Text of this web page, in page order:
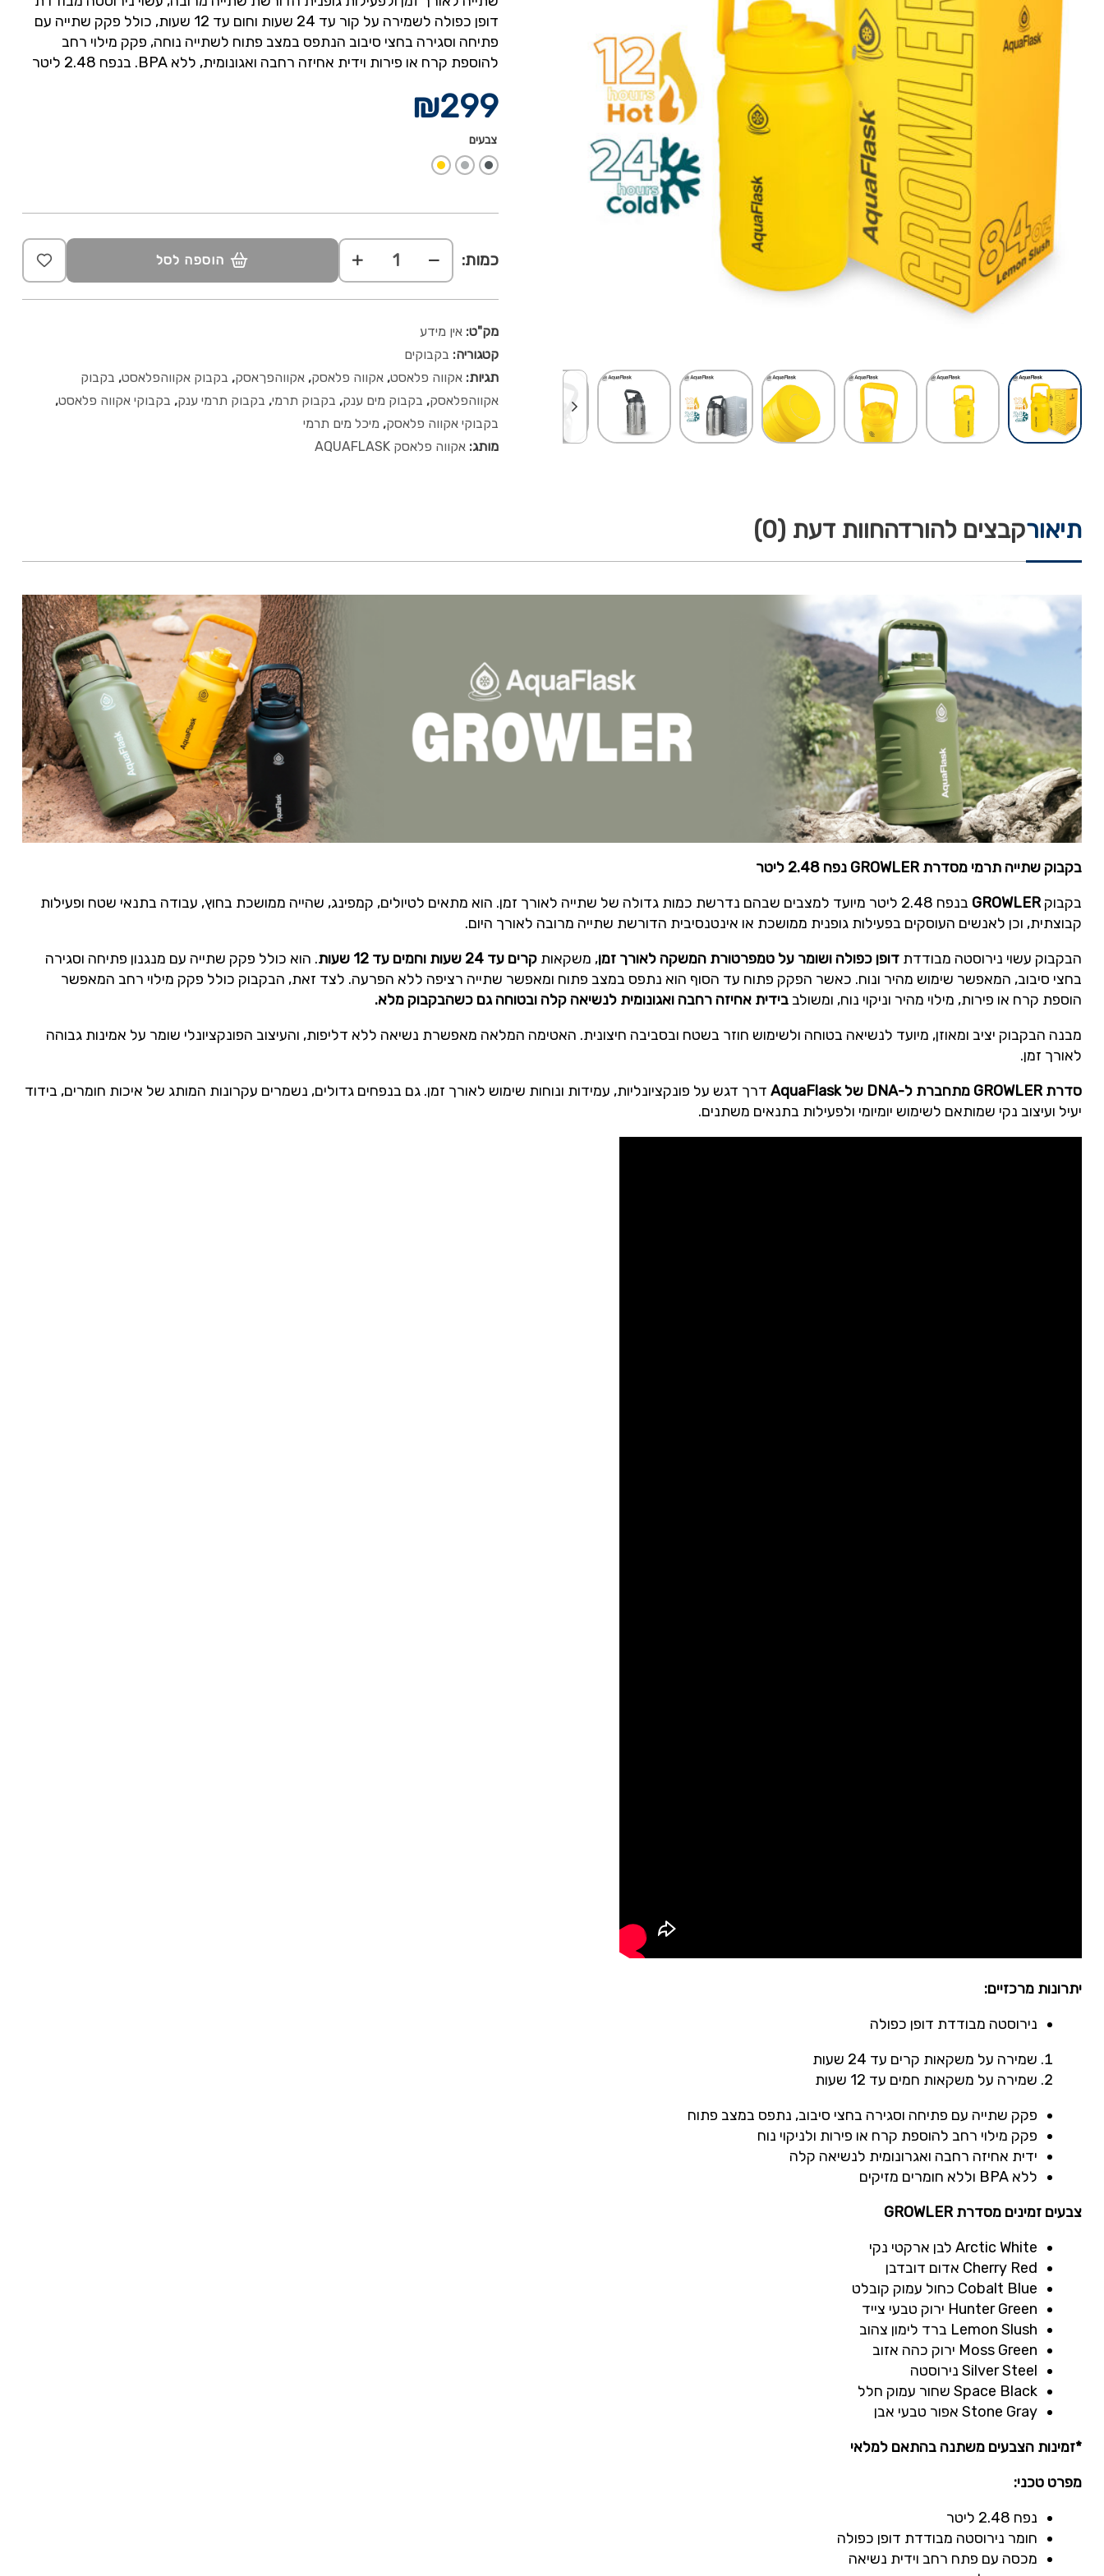
דופן כפולה לשמירה על קור עד 24 שעות וחום עד 12 שעות, כולל פקק שתייה עם
פתיחה וסגירה בחצי סיבוב הנתפס במצב פתוח לשתייה נוחה, פקק מילוי רחב
להוספת קרח או פירות וידית אחיזה רחבה ואגונומית, ללא BPA. בנפח 2.48 ליטר
₪299
צבעים
כמות: הוספה לסל
מק"ט: אין מידע
קטגוריה: בקבוקים
תגיות: אקווה פלאסט, אקווה פלאסק, אקווהפךאסק, בקבוק אקווהפלאסט, בקבוק
אקווהפלאסק, בקבוק מים ענק, בקבוק תרמי, בקבוק תרמי ענק, בקבוקי אקווה פלאסט,
בקבוקי אקווה פלאסק, מיכל מים תרמי
מותג: אקווה פלאסק AQUAFLASK
תיאורקבצים להורדהחוות דעת (0)
בקבוק שתייה תרמי מסדרת GROWLER נפח 2.48 ליטר
בקבוק GROWLER
בנפח 2.48 ליטר מיועד למצבים שבהם נדרשת כמות גדולה של שתייה לאורך זמן. הוא מתאים לטיולים, קמפינג, שהייה ממושכת בחוץ, עבודה בתנאי שטח ופעילות
קבוצתית, וכן לאנשים העוסקים בפעילות גופנית ממושכת או אינטנסיבית הדורשת שתייה מרובה לאורך היום.
הבקבוק עשוי נירוסטה מבודדת דופן כפולה ושומר על טמפרטורת המשקה לאורך זמן, משקאות קרים עד 24 שעות וחמים עד 12 שעות
. הוא כולל פקק שתייה עם מנגנון פתיחה וסגירה
בחצי סיבוב, המאפשר שימוש מהיר ונוח. כאשר הפקק פתוח עד הסוף הוא נתפס במצב פתוח ומאפשר שתייה רציפה ללא הפרעה. לצד זאת, הבקבוק כולל פקק מילוי רחב המאפשר
הוספת קרח או פירות, מילוי מהיר וניקוי נוח, ומשולב בידית אחיזה רחבה ואגונומית לנשיאה קלה ובטוחה גם כשהבקבוק מלא.
מבנה הבקבוק יציב ומאוזן, מיועד לנשיאה בטוחה ולשימוש חוזר בשטח ובסביבה חיצונית. האטימה המלאה מאפשרת נשיאה ללא דליפות, והעיצוב הפונקציונלי שומר על אמינות גבוהה
לאורך זמן.
סדרת GROWLER מתחברת ל-DNA של AquaFlask דרך דגש על פונקציונליות, עמידות ונוחות שימוש לאורך זמן. גם בנפחים גדולים, נשמרים עקרונות המותג של איכות חומרים, בידוד
יעיל ועיצוב נקי שמותאם לשימוש יומיומי ולפעילות בתנאים משתנים.
יתרונות מרכזיים:
נירוסטה מבודדת דופן כפולה
שמירה על משקאות קרים עד 24 שעות
שמירה על משקאות חמים עד 12 שעות
פקק שתייה עם פתיחה וסגירה בחצי סיבוב, נתפס במצב פתוח
פקק מילוי רחב להוספת קרח או פירות ולניקוי נוח
ידית אחיזה רחבה ואגרונומית לנשיאה קלה
ללא BPA וללא חומרים מזיקים
צבעים זמינים מסדרת GROWLER
Arctic White לבן ארקטי נקי
Cherry Red אדום דובדבן
Cobalt Blue כחול עמוק קובלט
Hunter Green ירוק טבעי צייד
Lemon Slush ברד לימון צהוב
Moss Green ירוק כהה אזוב
Silver Steel נירוסטה
Space Black שחור עמוק חלל
Stone Gray אפור טבעי אבן
*זמינות הצבעים משתנה בהתאם למלאי
מפרט טכני:
נפח 2.48 ליטר
חומר נירוסטה מבודדת דופן כפולה
מכסה עם פתח רחב וידית נשיאה